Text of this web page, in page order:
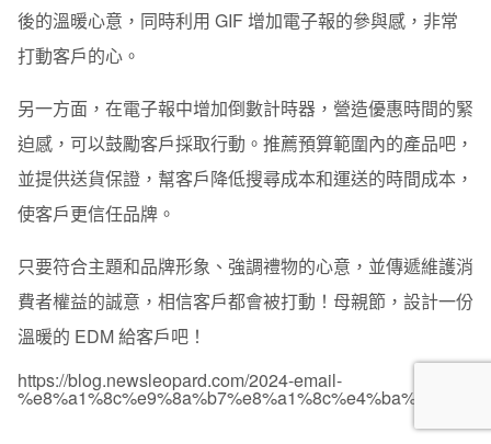
後的溫暖心意，同時利用 GIF 增加電子報的參與感，非常
打動客戶的心。
另一方面，在電子報中增加倒數計時器，營造優惠時間的緊
迫感，可以鼓勵客戶採取行動。推薦預算範圍內的產品吧，
並提供送貨保證，幫客戶降低搜尋成本和運送的時間成本，
使客戶更信任品牌。
只要符合主題和品牌形象、強調禮物的心意，並傳遞維護消
費者權益的誠意 ，相信客戶都會被打動！母親節，設計一份
溫暖的 EDM 給客戶吧！
https://blog.newsleopard.com/2024-email-